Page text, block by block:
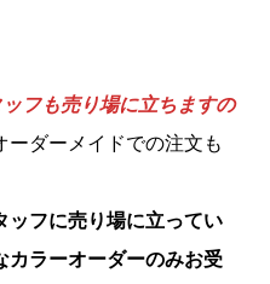
フも売り場に立ちますの
ーダーメイドでの注文も
ッフに売り場に立ってい
カラーオーダーのみお受